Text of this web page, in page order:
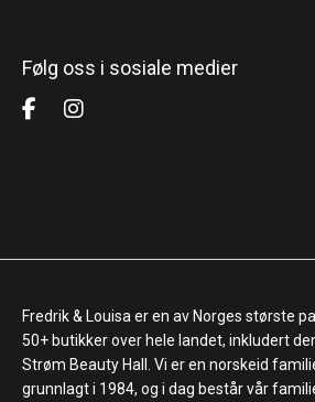
Følg oss i sosiale medier
Fredrik & Louisa er en av Norges største
50+ butikker over hele landet, inkludert
Strøm Beauty Hall. Vi er en norskeid
grunnlagt i 1984, og i dag består vår